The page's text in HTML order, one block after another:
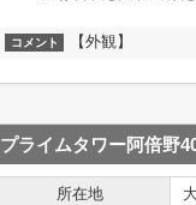
コメント 【外観】
プライムタワー阿倍野
所在地